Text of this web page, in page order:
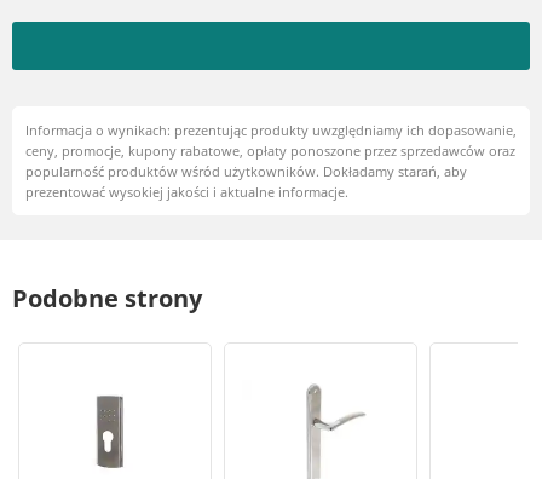
Informacja o wynikach: prezentując produkty uwzględniamy ich dopasowanie,
ceny, promocje, kupony rabatowe, opłaty ponoszone przez sprzedawców oraz
popularność produktów wśród użytkowników. Dokładamy starań, aby
prezentować wysokiej jakości i aktualne informacje.
Podobne strony